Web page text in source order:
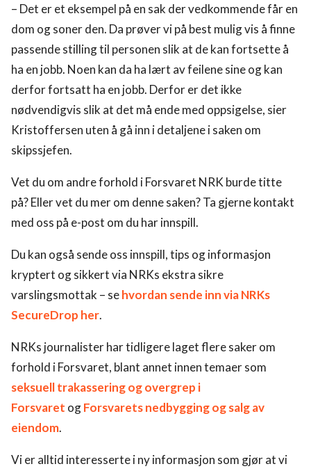
– Det er et eksempel på en sak der vedkommende får en
dom og soner den. Da prøver vi på best mulig vis å finne
passende stilling til personen slik at de kan fortsette å
ha en jobb. Noen kan da ha lært av feilene sine og kan
derfor fortsatt ha en jobb. Derfor er det ikke
nødvendigvis slik at det må ende med oppsigelse, sier
Kristoffersen uten å gå inn i detaljene i saken om
skipssjefen.
Vet du om andre forhold i Forsvaret NRK burde titte
på? Eller vet du mer om denne saken? Ta gjerne kontakt
med oss på e-post om du har innspill.
Du kan også sende oss innspill, tips og informasjon
kryptert og sikkert via NRKs ekstra sikre
varslingsmottak – sehvordan sende inn via NRKs
SecureDrop her.
NRKs journalister har tidligere laget flere saker om
forhold i Forsvaret, blant annet innen temaer som
seksuell trakassering og overgrep i
Forsvaret ogForsvarets nedbygging og salg av
eiendom.
Vi er alltid interesserte i ny informasjon som gjør at vi